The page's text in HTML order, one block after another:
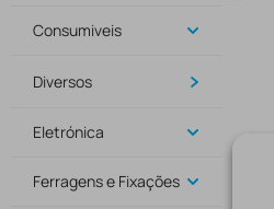
Consumiveis
Diversos
Eletrónica
Ferragens e Fixações